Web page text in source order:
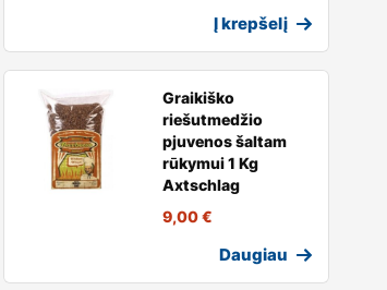
Į krepšelį
Graikiško
riešutmedžio
pjuvenos šaltam
rūkymui 1 Kg
Axtschlag
9,00€
Daugiau